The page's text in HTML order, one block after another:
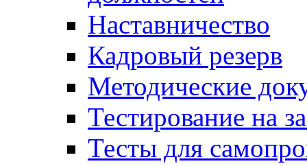
Наставничество
Кадровый резерв
Методические
Тестирование на
Тесты для